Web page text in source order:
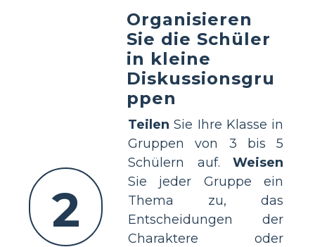
2
Organisieren
Sie die Schüler
in kleine
Diskussionsgru
ppen
Teilen Sie Ihre Klasse in
Gruppen von 3 bis 5
Schülern auf. Weisen
Sie jeder Gruppe ein
Thema zu, das
Entscheidungen der
Charaktere oder